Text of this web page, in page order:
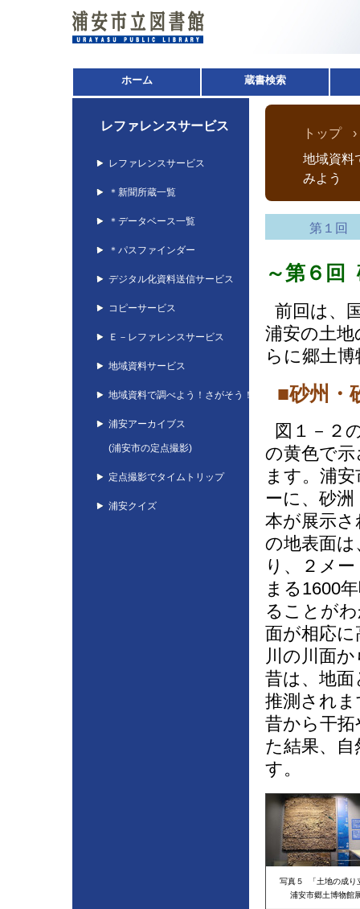
トップ
地域資料
みよう
第１回
～第６回
前回は、
浦安の土
らに郷土
■砂州・
図１－２
の黄色で
ます。浦
ーに、砂
本が展示
の地表面
り、２メ
まる1600
ることが
面が相応
川の川面
昔は、地
推測され
昔から干
た結果、
す。
写真５ 「土地の成り
浦安市郷土博物館
レファレンスサービス
レファレンスサービス
＊新聞所蔵一覧
＊データベース一覧
＊パスファインダー
デジタル化資料送信サービス
コピーサービス
Ｅ－レファレンスサービス
地域資料サービス
地域資料で調べよう！さがそう！
浦安アーカイブス
(浦安市の定点撮影)
定点撮影でタイムトリップ
浦安クイズ
ホーム 蔵書検索